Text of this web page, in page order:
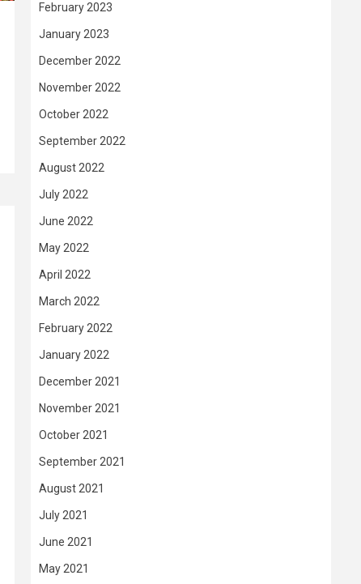
February 2023
January 2023
December 2022
November 2022
October 2022
September 2022
August 2022
July 2022
June 2022
May 2022
April 2022
March 2022
February 2022
January 2022
December 2021
November 2021
October 2021
September 2021
August 2021
July 2021
June 2021
May 2021